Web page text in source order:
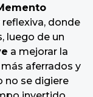
donde
luego de un
a mejorar la
aferrados y
no se digiere